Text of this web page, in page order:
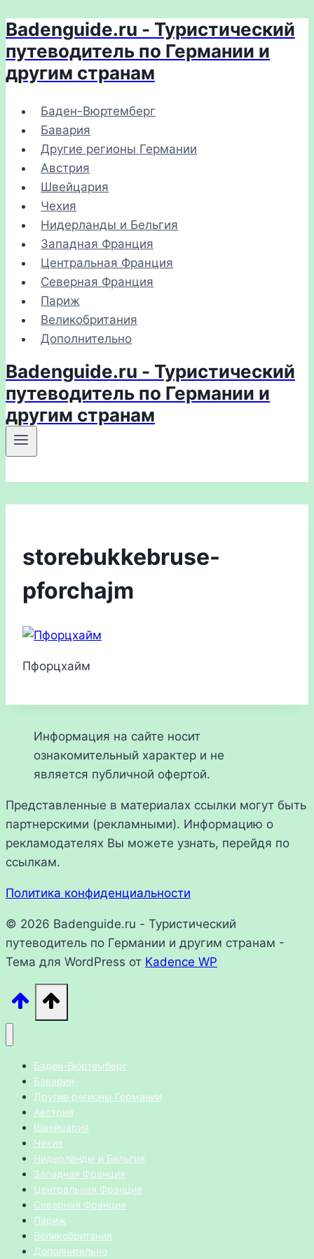
Перейти
к
содержимому
Badenguide.ru - Туристический
путеводитель по Германии и
другим странам
Баден-Вюртемберг
Бавария
Другие регионы Германии
Австрия
Швейцария
Чехия
Нидерланды и Бельгия
Западная Франция
Центральная Франция
Северная Франция
Париж
Великобритания
Дополнительно
Badenguide.ru - Туристический
путеводитель по Германии и
другим странам
storebukkebruse-
pforchajm
Пфорцхайм
Информация на сайте носит
ознакомительный характер и не
является публичной офертой.
Представленные в материалах ссылки могут быть
партнерскими (рекламными). Информацию о
рекламодателях Вы можете узнать, перейдя по
ссылкам.
Политика конфиденциальности
© 2026 Badenguide.ru - Туристический
путеводитель по Германии и другим странам -
Тема для WordPress от Kadence WP
Баден-Вюртемберг
Бавария
Другие регионы Германии
Австрия
Швейцария
Чехия
Нидерланды и Бельгия
Западная Франция
Центральная Франция
Северная Франция
Париж
Великобритания
Дополнительно